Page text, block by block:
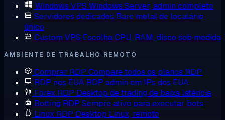
Windows VPS Windows Server, admin completo
Servidores dedicados Bare metal de locatário
único
Custom VPS Escolha CPU, RAM, disco sob medida
AMBIENTE DE TRABALHO REMOTO
Comprar RDP Compare todos os planos RDP
RDP nos EUA RDP admin em IPs dos EUA
Forex RDP Desktop de trading de baixa latência
Botting RDP Sempre ativo para executar bots
Linux RDP Desktop Linux, remoto